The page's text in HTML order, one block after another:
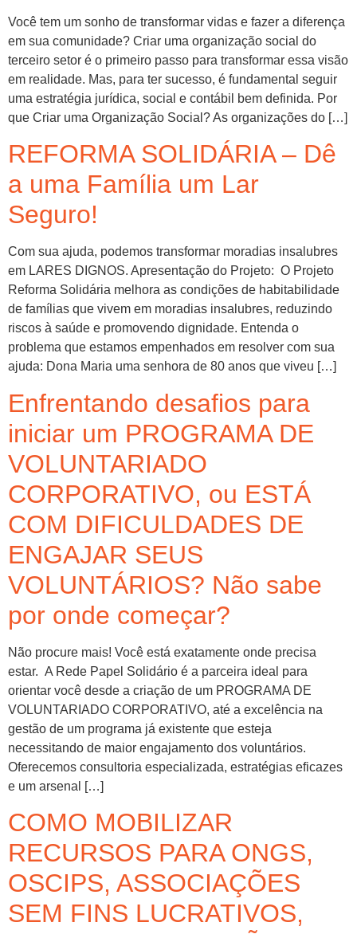
Você tem um sonho de transformar vidas e fazer a diferença
em sua comunidade? Criar uma organização social do
terceiro setor é o primeiro passo para transformar essa visão
em realidade. Mas, para ter sucesso, é fundamental seguir
uma estratégia jurídica, social e contábil bem definida. Por
que Criar uma Organização Social? As organizações do […]
REFORMA SOLIDÁRIA – Dê
a uma Família um Lar
Seguro!
Com sua ajuda, podemos transformar moradias insalubres
em LARES DIGNOS. Apresentação do Projeto: O Projeto
Reforma Solidária melhora as condições de habitabilidade
de famílias que vivem em moradias insalubres, reduzindo
riscos à saúde e promovendo dignidade. Entenda o
problema que estamos empenhados em resolver com sua
ajuda: Dona Maria uma senhora de 80 anos que viveu […]
Enfrentando desafios para
iniciar um PROGRAMA DE
VOLUNTARIADO
CORPORATIVO, ou ESTÁ
COM DIFICULDADES DE
ENGAJAR SEUS
VOLUNTÁRIOS? Não sabe
por onde começar?
Não procure mais! Você está exatamente onde precisa
estar. A Rede Papel Solidário é a parceira ideal para
orientar você desde a criação de um PROGRAMA DE
VOLUNTARIADO CORPORATIVO, até a excelência na
gestão de um programa já existente que esteja
necessitando de maior engajamento dos voluntários.
Oferecemos consultoria especializada, estratégias eficazes
e um arsenal […]
COMO MOBILIZAR
RECURSOS PARA ONGS,
OSCIPS, ASSOCIAÇÕES
SEM FINS LUCRATIVOS,